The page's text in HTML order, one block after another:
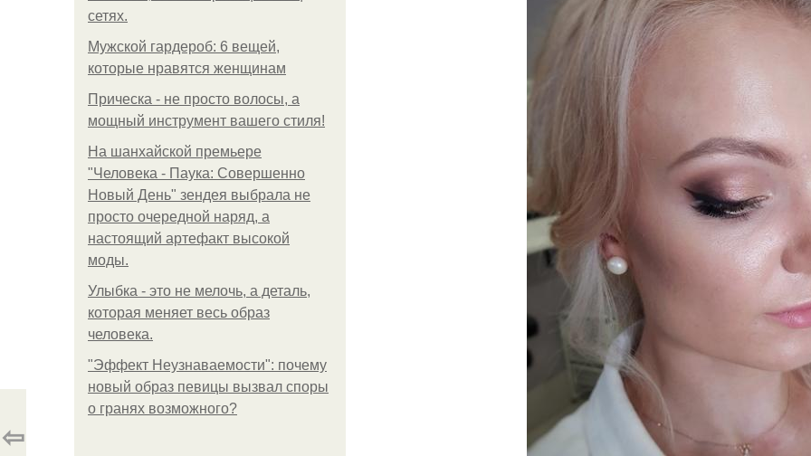
сетях.
Мужской гардероб: 6 вещей,
которые нравятся женщинам
Прическа - не просто волосы, а
мощный инструмент вашего стиля!
На шанхайской премьере
"Человека - Паука: Совершенно
Новый День" зендея выбрала не
просто очередной наряд, а
настоящий артефакт высокой
моды.
Улыбка - это не мелочь, а деталь,
которая меняет весь образ
человека.
"Эффект Неузнаваемости": почему
новый образ певицы вызвал споры
о гранях возможного?
⇦